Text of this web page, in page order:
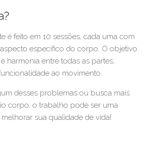
é feito em 10 sessões, cada uma com
específico do corpo. O objetivo
harmonia entre todas as partes,
ao movimento.
desses problemas ou busca mais
corpo, o trabalho pode ser uma
sua qualidade de vida!